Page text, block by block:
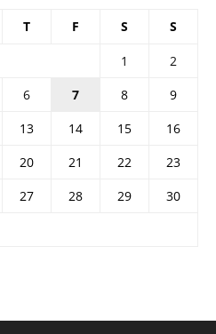
T F S S
1
2
6 7 8
9
13 14 15
16
20 21 22
23
27 28 29
30